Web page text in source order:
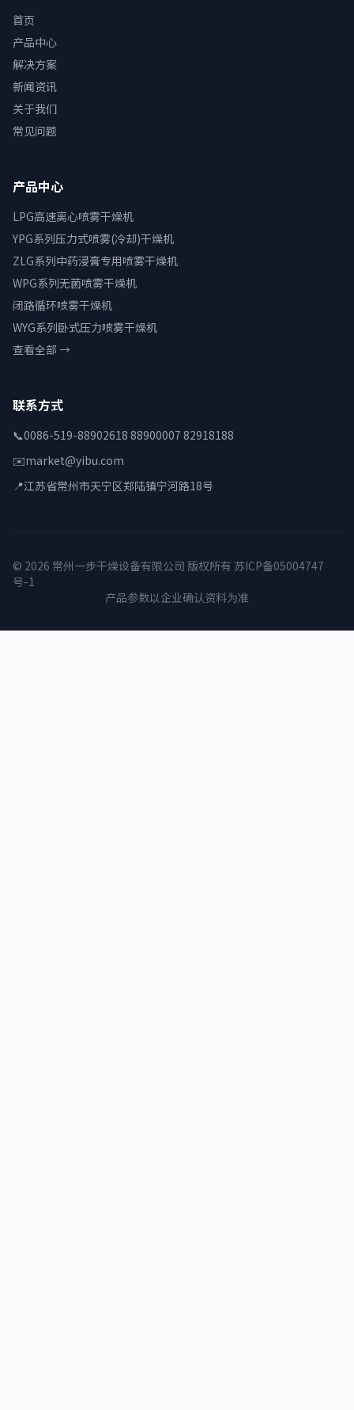
首页
产品中心
解决方案
新闻资讯
关于我们
常见问题
产品中心
LPG高速离心喷雾干燥机
YPG系列压力式喷雾(冷却)干燥机
ZLG系列中药浸膏专用喷雾干燥机
WPG系列无菌喷雾干燥机
闭路循环喷雾干燥机
WYG系列卧式压力喷雾干燥机
查看全部 →
联系方式
📞0086-519-88902618 88900007 82918188
✉️market@yibu.com
📍江苏省常州市天宁区郑陆镇宁河路18号
© 2026 常州一步干燥设备有限公司 版权所有 苏ICP备05004747
号-1
产品参数以企业确认资料为准